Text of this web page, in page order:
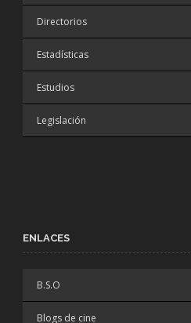
Directorios
Estadísticas
Estudios
Legislación
ENLACES
B.S.O
Blogs de cine